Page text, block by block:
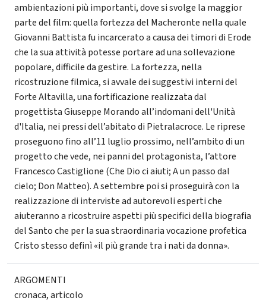
ambientazioni più importanti, dove si svolge la maggior
parte del film: quella fortezza del Macheronte nella quale
Giovanni Battista fu incarcerato a causa dei timori di Erode
che la sua attività potesse portare ad una sollevazione
popolare, difficile da gestire. La fortezza, nella
ricostruzione filmica, si avvale dei suggestivi interni del
Forte Altavilla, una fortificazione realizzata dal
progettista Giuseppe Morando all’indomani dell'Unità
d'Italia, nei pressi dell’abitato di Pietralacroce. Le riprese
proseguono fino all’11 luglio prossimo, nell’ambito di un
progetto che vede, nei panni del protagonista, l’attore
Francesco Castiglione (Che Dio ci aiuti; A un passo dal
cielo; Don Matteo). A settembre poi si proseguirà con la
realizzazione di interviste ad autorevoli esperti che
aiuteranno a ricostruire aspetti più specifici della biografia
del Santo che per la sua straordinaria vocazione profetica
Cristo stesso definì «il più grande tra i nati da donna».
ARGOMENTI
cronaca,articolo